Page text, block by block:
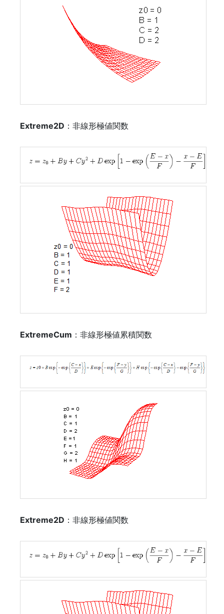
Extreme2D ：非線形極値関数
ExtremeCum ：非線形極値累積関数
Extreme2D ：非線形極値関数